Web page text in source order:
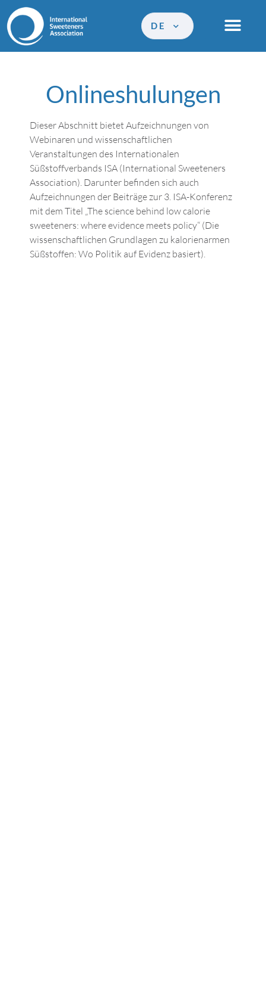
DE
Onlineshulungen
Dieser Abschnitt bietet Aufzeichnungen von
Webinaren und wissenschaftlichen
Veranstaltungen des Internationalen
Süßstoffverbands ISA (International Sweeteners
Association). Darunter befinden sich auch
Aufzeichnungen der Beiträge zur 3. ISA-Konferenz
mit dem Titel „The science behind low calorie
sweeteners: where evidence meets policy“ (Die
wissenschaftlichen Grundlagen zu kalorienarmen
Süßstoffen: Wo Politik auf Evidenz basiert).